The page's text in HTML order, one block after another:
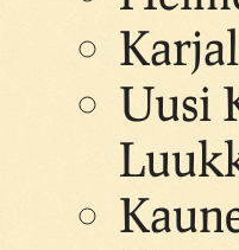
Uusi